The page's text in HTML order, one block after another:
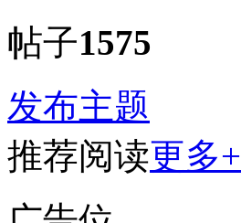
帖子1575
发布主题
推荐阅读更多+